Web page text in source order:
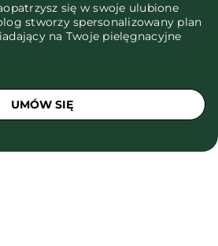
się w swoje ulubione
stworzy spersonalizowany plan
na Twoje pielęgnacyjne
UMÓW SIĘ